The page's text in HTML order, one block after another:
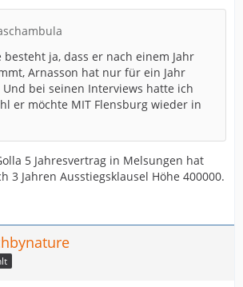
besteht ja, dass er nach einem Jahr
Arnasson hat nur für ein Jahr
bei seinen Interviews hatte ich
er möchte MIT Flensburg wieder in
5 Jahresvertrag in Melsungen hat
3 Jahren Ausstiegsklausel Höhe 400000.